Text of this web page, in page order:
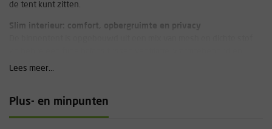
de tent kunt zitten.
Slim interieur: comfort, opbergruimte en privacy
privacy. De no-curve deuren lopen soepel met één hand en sluiten
je opladers en oortjes netjes. Grote gear lofts bovenin zijn ideaal
voor je hoofdlamp, zonnebril en andere spullen die je snel bij de
Lees meer...
Plus- en minpunten